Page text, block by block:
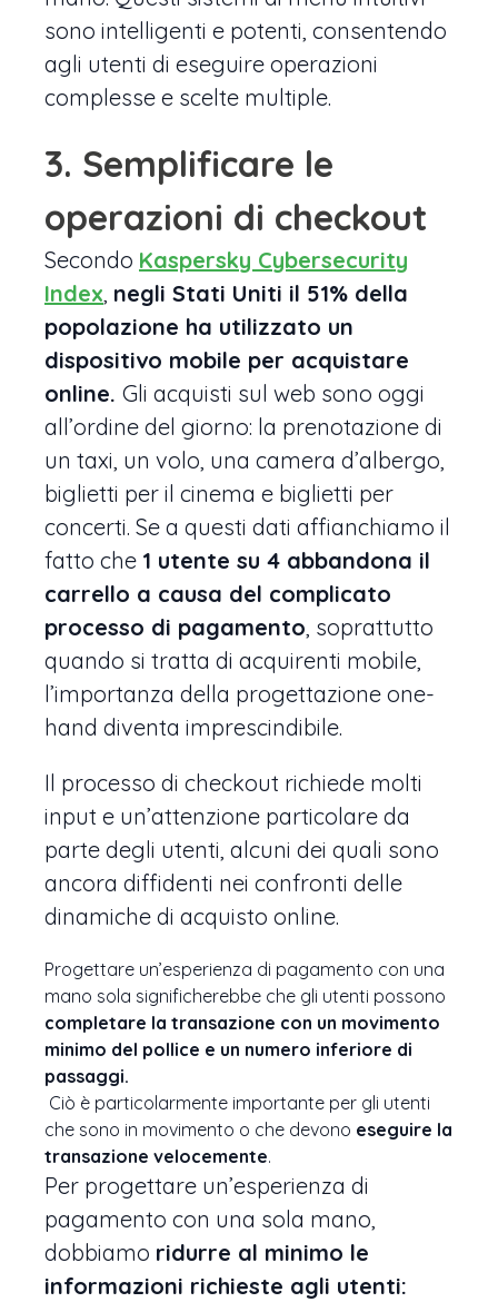
sono intelligenti e potenti, consentendo
agli utenti di eseguire operazioni
complesse e scelte multiple.
3. Semplificare le
operazioni di checkout
Secondo Kaspersky Cybersecurity
Index, negli Stati Uniti il 51% della
popolazione ha utilizzato un
dispositivo mobile per acquistare
online. Gli acquisti sul web sono oggi
all’ordine del giorno: la prenotazione di
un taxi, un volo, una camera d’albergo,
biglietti per il cinema e biglietti per
concerti. Se a questi dati affianchiamo il
fatto che 1 utente su 4 abbandona il
carrello a causa del complicato
processo di pagamento, soprattutto
quando si tratta di acquirenti mobile,
l’importanza della progettazione one-
hand diventa imprescindibile.
Il processo di checkout richiede molti
input e un’attenzione particolare da
parte degli utenti, alcuni dei quali sono
ancora diffidenti nei confronti delle
dinamiche di acquisto online.
Progettare un’esperienza di pagamento con una
mano sola significherebbe che gli utenti possono
completare la transazione con un movimento
minimo del pollice e un numero inferiore di
passaggi.
Ciò è particolarmente importante per gli utenti
che sono in movimento o che devono eseguire la
transazione velocemente.
Per progettare un’esperienza di
pagamento con una sola mano,
dobbiamo ridurre al minimo le
informazioni richieste agli utenti: